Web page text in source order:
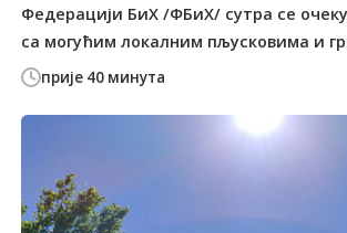
прије 40 минута
Федерацији БиХ /ФБиХ/ сутра се
са могућим локалним пљусковима и